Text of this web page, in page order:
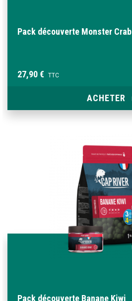
Pack découverte Monster Crab
27,90 € TTC
ACHETER
Pack découverte Banane Kiwi